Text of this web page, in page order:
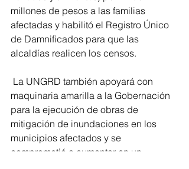
millones de pesos a las familias
afectadas y habilitó el Registro Único
de Damnificados para que las
alcaldías realicen los censos.
maquinaria amarilla a la Gobernación
para la ejecución de obras de
mitigación de inundaciones en los
municipios afectados y se
comprometió a aumentar en un